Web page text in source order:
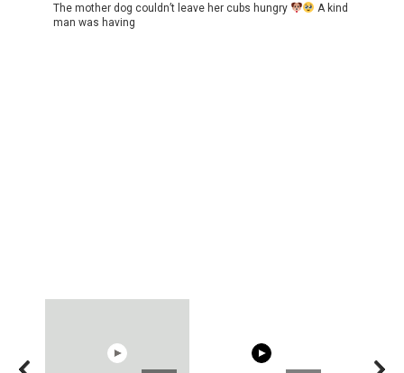
The mother dog couldn’t leave her cubs hungry
A kind
man was having